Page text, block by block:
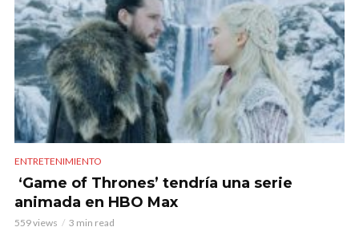
ENTRETENIMIENTO
‘Game of Thrones’ tendría una serie
animada en HBO Max
559 views 3 min read